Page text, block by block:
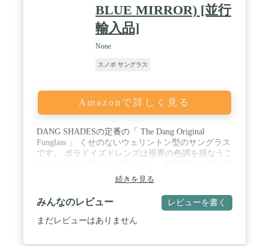
BLUE MIRROR) [並行
輸入品]
None
スノボ サングラス
Amazonで詳しく見る
DANG SHADESの定番の「 The Dang Original
Funglass 」 くせのないウェリントン型のサングラス
です。 ポラドイズドレンズは視界の色調を損なうこ
や、ゲレンデ等からのギラギラした乱反射をカット
し、 目が疲れにくく、すっきりとした快適な視界を
確保するレンズ。 / ゲレンデにおけるライディング
面の状況把握等で通常のレンズとは違った効果を発
揮します。 水面の反射を押さえて水中の魚が見える
続きを見る
みんなのレビュー レビューを書く
まだレビューはありません